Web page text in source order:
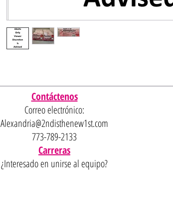
Contáctenos
Correo electrónico:
Alexandria@2ndisthenew1st.com
773-789-2133
Carreras
¿Interesado en unirse al equipo?